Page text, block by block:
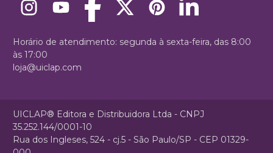
Horário de atendimento: segunda à sexta-feira, das 8:00
às 17:00
loja@uiclap.com
UICLAP® Editora e Distribuidora Ltda - CNPJ
35.252.144/0001-10
Rua dos Ingleses, 524 - cj.5 - São Paulo/SP - CEP 01329-